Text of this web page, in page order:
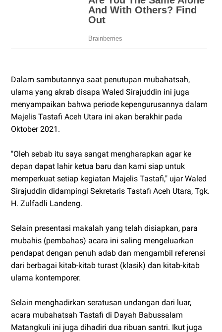
Dalam sambutannya saat penutupan mubahatsah,
ulama yang akrab disapa Waled Sirajuddin ini juga
menyampaikan bahwa periode kepengurusannya dalam
Majelis Tastafi Aceh Utara ini akan berakhir pada
Oktober 2021.
"Oleh sebab itu saya sangat mengharapkan agar ke
depan dapat lahir ketua baru dan kami siap untuk
memperkuat setiap kegiatan Majelis Tastafi," ujar Waled
Sirajuddin didampingi Sekretaris Tastafi Aceh Utara, Tgk.
H. Zulfadli Landeng.
Selain presentasi makalah yang telah disiapkan, para
mubahis (pembahas) acara ini saling mengeluarkan
pendapat dengan penuh adab dan mengambil referensi
dari berbagai kitab-kitab turast (klasik) dan kitab-kitab
ulama kontemporer.
Selain menghadirkan seratusan undangan dari luar,
acara mubahatsah Tastafi di Dayah Babussalam
Matangkuli ini juga dihadiri dua ribuan santri. Ikut juga